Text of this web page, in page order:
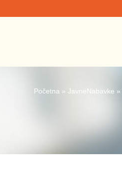
Početna» JavneNabavke »